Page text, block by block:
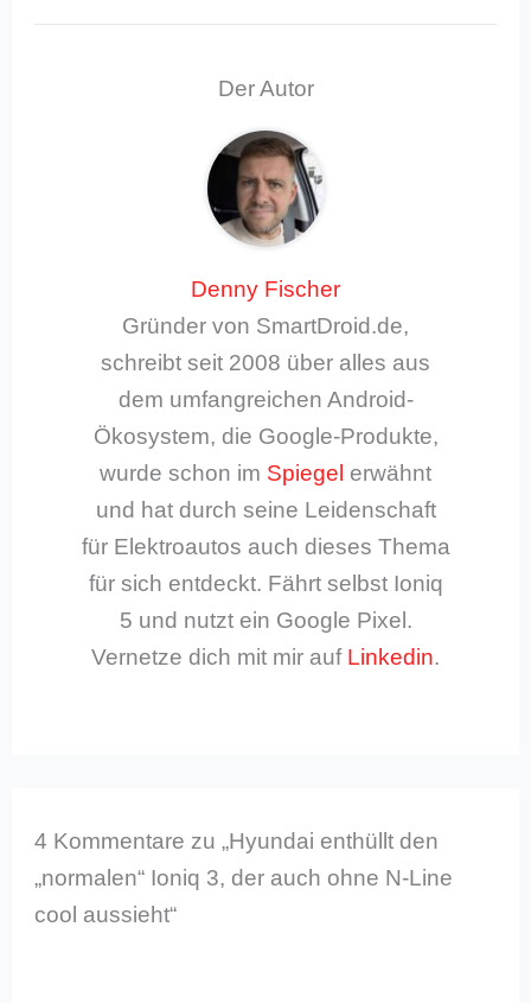
Der Autor
Denny Fischer
Gründer von SmartDroid.de,
schreibt seit 2008 über alles aus
dem umfangreichen Android-
Ökosystem, die Google-Produkte,
wurde schon im Spiegel erwähnt
und hat durch seine Leidenschaft
für Elektroautos auch dieses Thema
für sich entdeckt. Fährt selbst Ioniq
5 und nutzt ein Google Pixel.
Vernetze dich mit mir auf Linkedin.
4 Kommentare zu „Hyundai enthüllt den
„normalen“ Ioniq 3, der auch ohne N-Line
cool aussieht“